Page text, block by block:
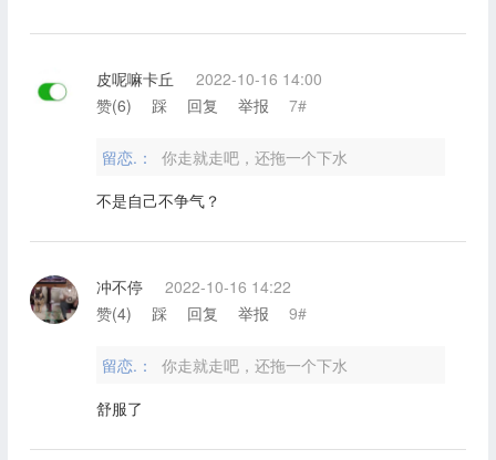
皮呢嘛卡丘
2022-10-16 14:00
赞(6) 踩 回复 举报 7#
留恋.：
你走就走吧，还拖一个下水
不是自己不争气？
冲不停
2022-10-16 14:22
赞(4) 踩 回复 举报 9#
留恋.：
你走就走吧，还拖一个下水
舒服了